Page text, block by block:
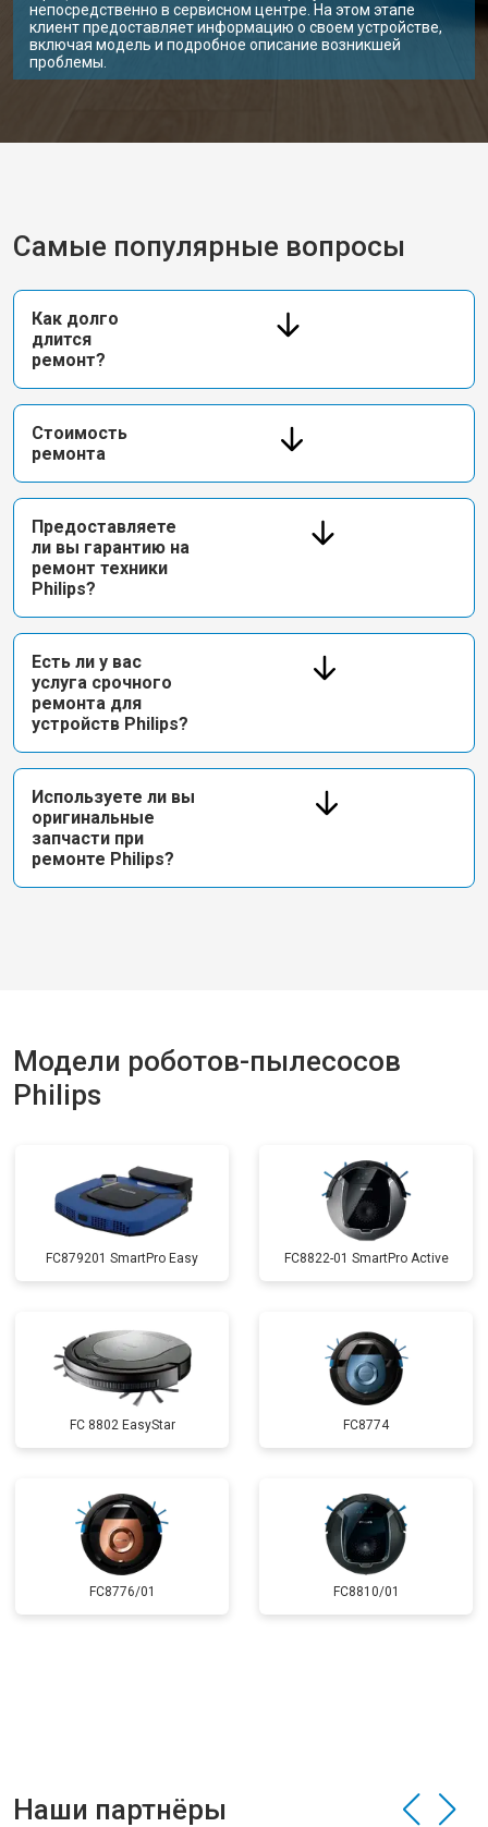
непосредственно в сервисном центре. На этом этапе
клиент предоставляет информацию о своем устройстве,
включая модель и подробное описание возникшей
проблемы.
Самые популярные вопросы
Как долго
длится
ремонт?
Стоимость
ремонта
Предоставляете
ли вы гарантию на
ремонт техники
Philips?
Есть ли у вас
услуга срочного
ремонта для
устройств Philips?
Используете ли вы
оригинальные
запчасти при
ремонте Philips?
Модели роботов-пылесосов
Philips
FC879201 SmartPro Easy FC8822-01 SmartPro Active
FC 8802 EasyStar FC8774
FC8776/01 FC8810/01
Наши партнёры